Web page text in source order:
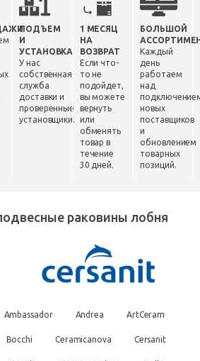
ПОДЪЕМ
И
УСТАНОВКА
У нас
собственная
служба
доставки и
проверенные
установщики.
1 МЕСЯЦ
НА
ВОЗВРАТ
Если что-
то не
подойдет,
вы можете
вернуть
или
обменять
товар в
течение
30 дней.
БОЛЬШОЙ
Каждый
день
работаем
над
новых
поставщиков
и
обновлением
товарных
позиций.
раковины лобня
Ambassador Andrea ArtCeram
Bocchi Ceramicanova Cersanit